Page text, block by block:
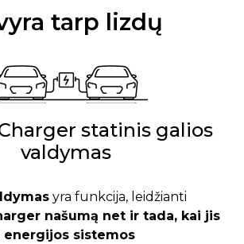
internetu
tarp lizdų
statinis galios
valdymas
yra funkcija, leidžianti
našumą net ir tada, kai jis
sistemos